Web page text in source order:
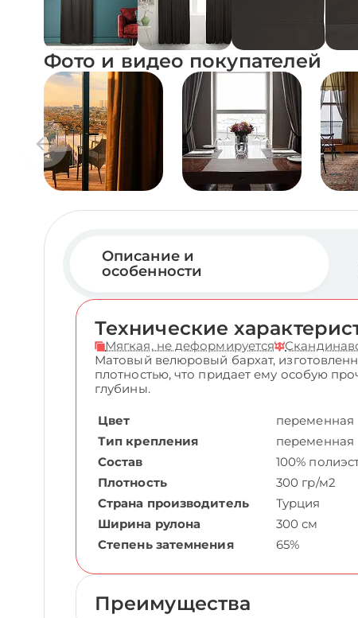
Фото и видео покупателей
Описание и
особенности
Технические
Мягкая, не деформируется
Матовый велюровый бархат,
плотностью, что придает ему особую
глубины.
Цвет
переменная
Тип крепления
переменная
Состав
100%
Плотность
300 гр/м2
Страна производитель
Турция
Ширина рулона
300 см
Степень затемнения
65%
Преимущества